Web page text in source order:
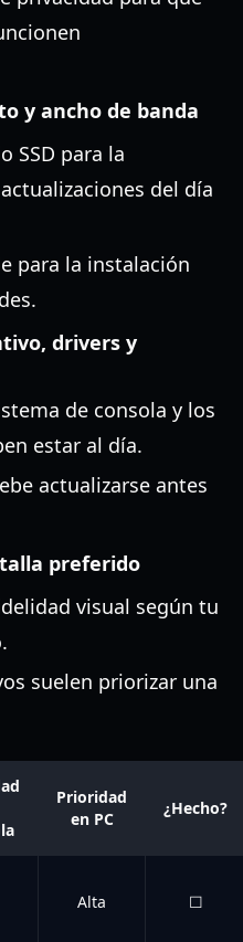
y ancho de banda
SSD para la
del día
para la instalación
drivers y
de consola y los
estar al día.
actualizarse antes
preferido
visual según tu
suelen priorizar una
Prioridad
en PC
¿Hecho?
Alta ☐